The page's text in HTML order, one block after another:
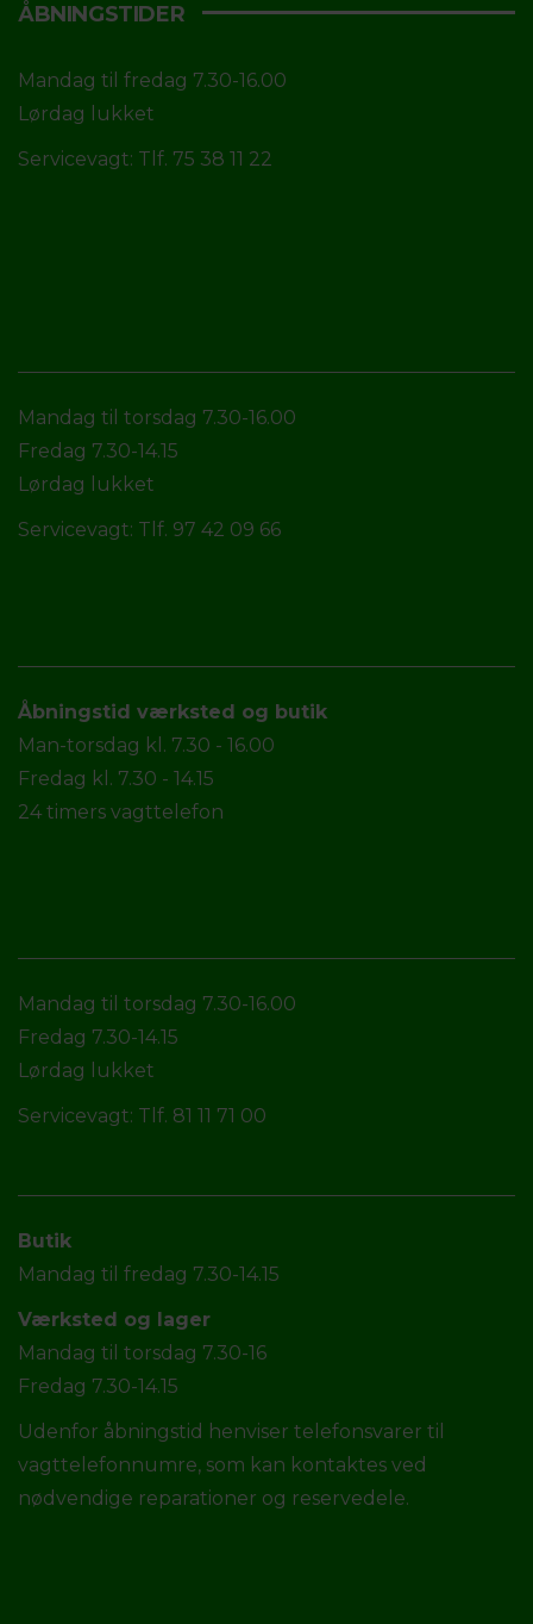
ÅBNINGSTIDER
Mandag til fredag 7.30-16.00
Lørdag lukket
Servicevagt: Tlf. 75 38 11 22
Mandag til torsdag 7.30-16.00
Fredag 7.30-14.15
Lørdag lukket
Servicevagt: Tlf. 97 42 09 66
Åbningstid værksted og butik
Man-torsdag kl. 7.30 - 16.00
Fredag kl. 7.30 - 14.15
24 timers vagttelefon
Mandag til torsdag 7.30-16.00
Fredag 7.30-14.15
Lørdag lukket
Servicevagt: Tlf. 81 11 71 00
Butik
Mandag til fredag 7.30-14.15
Værksted og lager
Mandag til torsdag 7.30-16
Fredag 7.30-14.15
Udenfor åbningstid henviser telefonsvarer til
vagttelefonnumre, som kan kontaktes ved
nødvendige reparationer og reservedele.